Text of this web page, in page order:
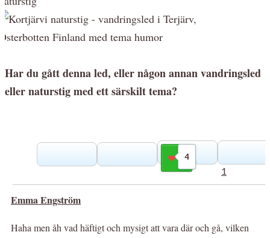
Har du gått denna led, eller någon annan vandringsled
eller naturstig med ett särskilt tema?
4
Gilla
1
Emma Engström
Haha men åh vad häftigt och mysigt att vara där och gå, vilken